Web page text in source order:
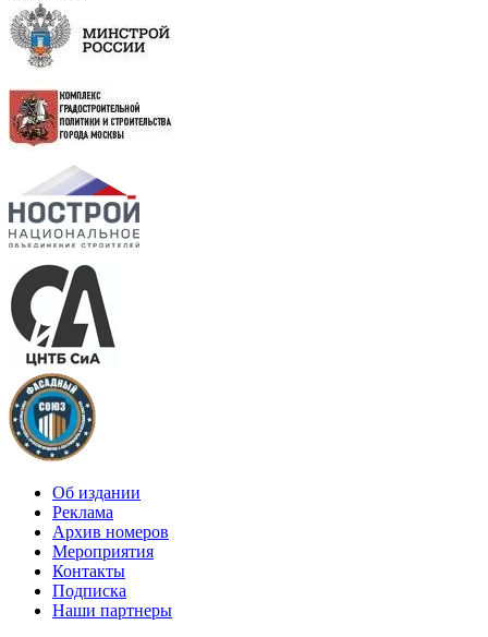
Об издании
Реклама
Архив номеров
Мероприятия
Контакты
Подписка
Наши партнеры